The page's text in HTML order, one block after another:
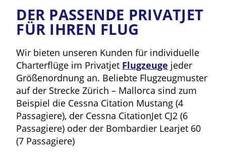
DER PASSENDE PRIVATJET
FÜR IHREN FLUG
Wir bieten unseren Kunden für individuelle
Charterflüge im Privatjet Flugzeuge jeder
Größenordnung an. Beliebte Flugzeugmuster
auf der Strecke Zürich – Mallorca sind zum
Beispiel die Cessna Citation Mustang (4
Passagiere), der Cessna CitationJet CJ2 (6
Passagiere) oder der Bombardier Learjet 60
(7 Passagiere)